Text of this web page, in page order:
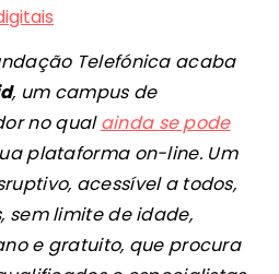
Telefónica acaba
, um campus de
no qualainda se pode
plataforma on-line. Um
acessível a todos,
sem limite de idade,
e gratuito, que procura